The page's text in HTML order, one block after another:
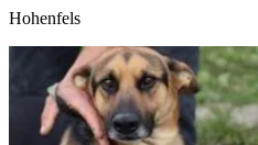
Hohenfels